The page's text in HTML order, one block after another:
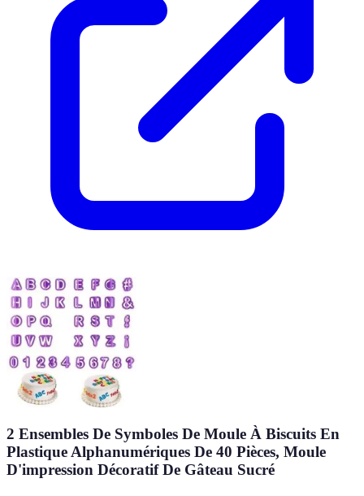
2 Ensembles De Symboles De Moule À Biscuits En
Plastique Alphanumériques De 40 Pièces, Moule
D'impression Décoratif De Gâteau Sucré